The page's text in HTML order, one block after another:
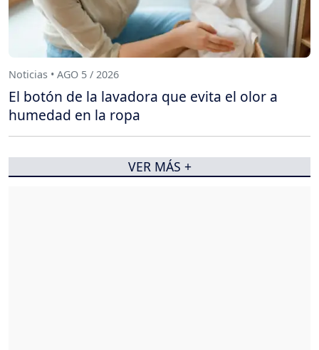
Noticias • AGO 5 / 2026
El botón de la lavadora que evita el olor a
humedad en la ropa
VER MÁS +